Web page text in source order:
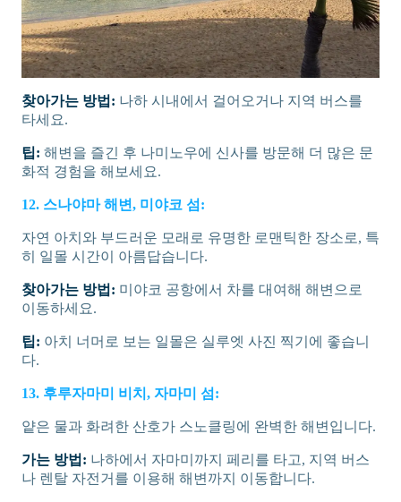
찾아가는 방법: 나하 시내에서 걸어오거나 지역 버스를
타세요.
팁: 해변을 즐긴 후 나미노우에 신사를 방문해 더 많은 문
화적 경험을 해보세요.
12. 스나야마 해변, 미야코 섬:
자연 아치와 부드러운 모래로 유명한 로맨틱한 장소로, 특
히 일몰 시간이 아름답습니다.
찾아가는 방법: 미야코 공항에서 차를 대여해 해변으로
이동하세요.
팁: 아치 너머로 보는 일몰은 실루엣 사진 찍기에 좋습니
다.
13. 후루자마미 비치, 자마미 섬:
얕은 물과 화려한 산호가 스노클링에 완벽한 해변입니다.
가는 방법: 나하에서 자마미까지 페리를 타고, 지역 버스
나 렌탈 자전거를 이용해 해변까지 이동합니다.